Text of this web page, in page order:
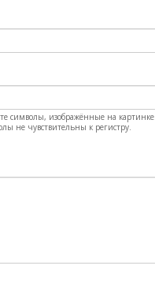
символы, изображённые на картинке.
не чувствительны к регистру.